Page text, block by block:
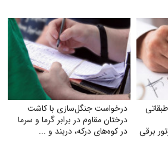
برقی
درخواست جنگل‌سازی با کاشت
درختان مقاوم در برابر گرما و سرما
در کوه‌های درکه، دربند و ...